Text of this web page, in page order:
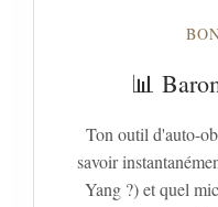
📊
Ton outil d'auto-
savoir
Yang ?) et quel